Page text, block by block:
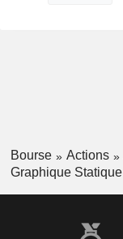
Bourse Actions
Graphique Statique